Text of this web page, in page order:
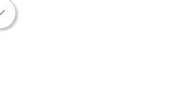
ョッピングカ